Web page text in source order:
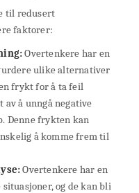
til redusert
faktorer:
Overtenkere har en
ulike alternativer
frykt for å ta feil
av å unngå negative
Denne frykten kan
å komme frem til
Overtenkere har en
og de kan bli